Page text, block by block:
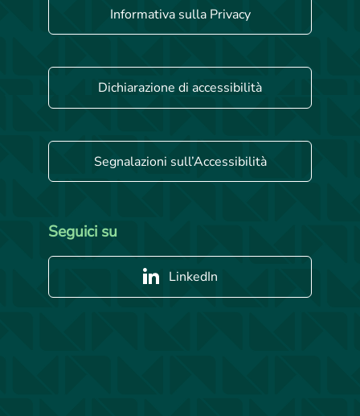
Informativa sulla Privacy
Dichiarazione di accessibilità
Segnalazioni sull’Accessibilità
Seguici su
LinkedIn